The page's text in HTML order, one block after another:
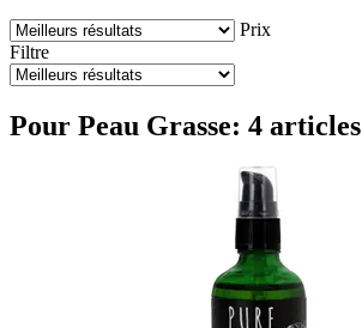
Prix
Filtre
Pour Peau Grasse: 4 articles